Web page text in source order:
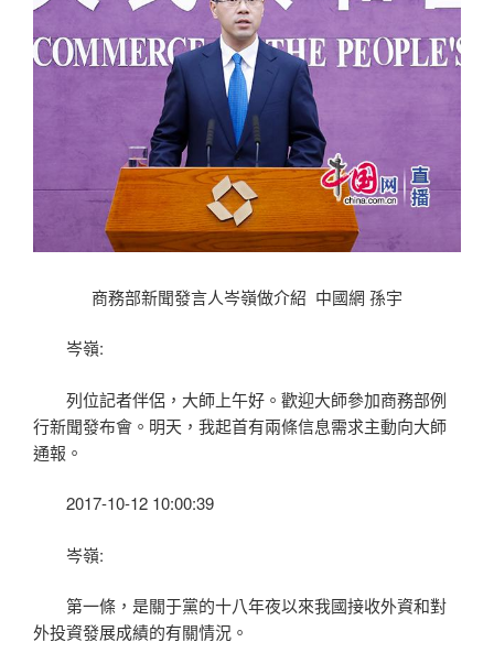
商務部新聞發言人岑嶺做介紹 中國網 孫宇
岑嶺:
列位記者伴侶，大師上午好。歡迎大師參加商務部例
行新聞發布會。明天，我起首有兩條信息需求主動向大師
通報。
2017-10-12 10:00:39
岑嶺:
第一條，是關于黨的十八年夜以來我國接收外資和對
外投資發展成績的有關情況。